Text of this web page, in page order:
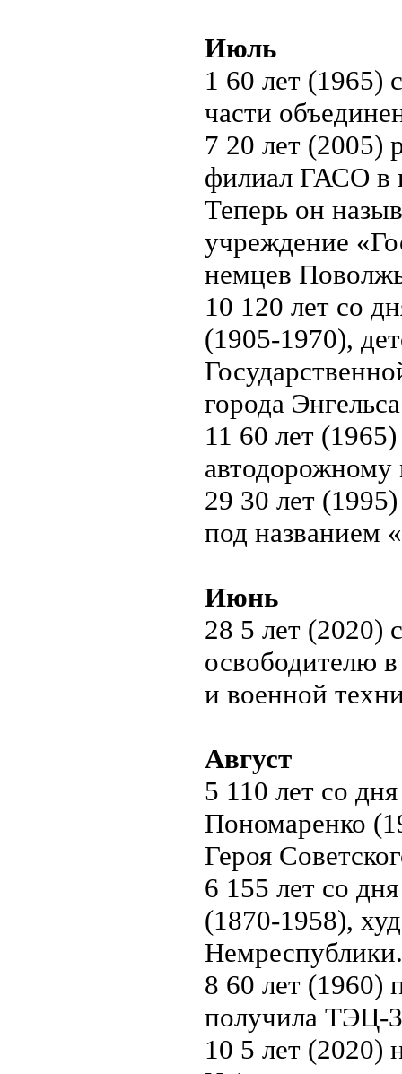
Июль
1 60 лет (1965)
части
7 20 лет (2005)
филиал ГАСО в
Теперь он
учреждение
немцев
10 120 лет со
(1905-1970),
города
11 60 лет
автодорожному
29 30 лет
под названием
Июнь
28 5 лет (2020)
освободителю
и военной
Август
5 110 лет со
Пономаренко
Героя
6 155 лет со
(1870-1958),
Немреспублики.
8 60 лет (1960)
получила ТЭЦ-
10 5 лет (2020)